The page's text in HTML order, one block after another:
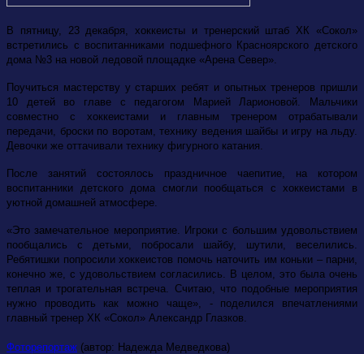
В пятницу, 23 декабря, хоккеисты и тренерский штаб ХК «Сокол»
встретились с воспитанниками подшефного Красноярского детского
дома №3 на новой ледовой площадке «Арена Север».
Поучиться мастерству у старших ребят и опытных тренеров пришли
10 детей во главе с педагогом Марией Ларионовой. Мальчики
совместно с хоккеистами и главным тренером отрабатывали
передачи, броски по воротам, технику ведения шайбы и игру на льду.
Девочки же оттачивали технику фигурного катания.
После занятий состоялось праздничное чаепитие, на котором
воспитанники детского дома смогли пообщаться с хоккеистами в
уютной домашней атмосфере.
«Это замечательное мероприятие. Игроки с большим удовольствием
пообщались с детьми, побросали шайбу, шутили, веселились.
Ребятишки попросили хоккеистов помочь наточить им коньки – парни,
конечно же, с удовольствием согласились. В целом, это была очень
теплая и трогательная встреча. Считаю, что подобные мероприятия
нужно проводить как можно чаще», - поделился впечатлениями
главный тренер ХК «Сокол» Александр Глазков.
Фоторепортаж (автор: Надежда Медведкова)